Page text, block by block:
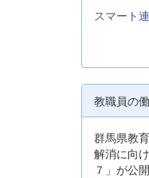
スマート
教職員の
群馬県教
解消に向
７」が公